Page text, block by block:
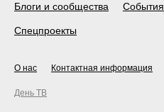
Блоги и сообщества События
Спецпроекты
О нас Контактная информация
День ТВ